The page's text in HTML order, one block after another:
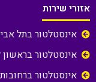
אזורי שירות
אינסטלטור בתל
אינסטלטור בראשון
אינסטלטור ברחובות